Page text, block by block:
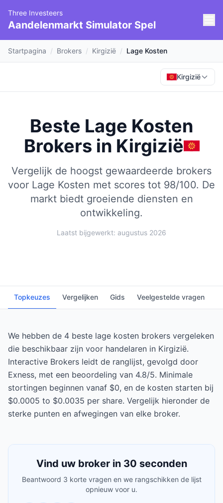
Three Investeers
Aandelenmarkt Simulator Spel
Startpagina / Brokers / Kirgizië / Lage Kosten
Kirgizië
Beste Lage Kosten
Brokers in Kirgizië
Vergelijk de hoogst gewaardeerde brokers
voor Lage Kosten met scores tot 98/100. De
markt biedt groeiende diensten en
ontwikkeling.
Laatst bijgewerkt: augustus 2026
Topkeuzes Vergelijken Gids Veelgestelde vragen
We hebben de 4 beste lage kosten brokers vergeleken
die beschikbaar zijn voor handelaren in Kirgizië.
Interactive Brokers leidt de ranglijst, gevolgd door
Exness, met een beoordeling van 4.8/5. Minimale
stortingen beginnen vanaf $0, en de kosten starten bij
$0.0005 to $0.0035 per share. Vergelijk hieronder de
sterke punten en afwegingen van elke broker.
Vind uw broker in 30 seconden
Beantwoord 3 korte vragen en we rangschikken de lijst
opnieuw voor u.